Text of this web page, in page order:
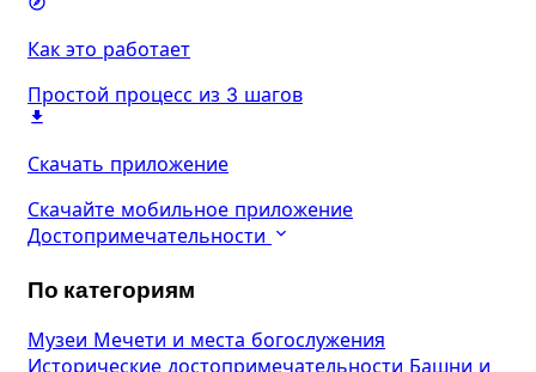
Как это работает
Простой процесс из 3 шагов
Скачать приложение
Скачайте мобильное приложение
Достопримечательности
По категориям
Музеи Мечети и места богослужения
Исторические достопримечательности Башни и